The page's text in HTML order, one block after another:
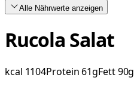
Alle Nährwerte anzeigen
Rucola Salat
kcal 1104Protein 61gFett90g